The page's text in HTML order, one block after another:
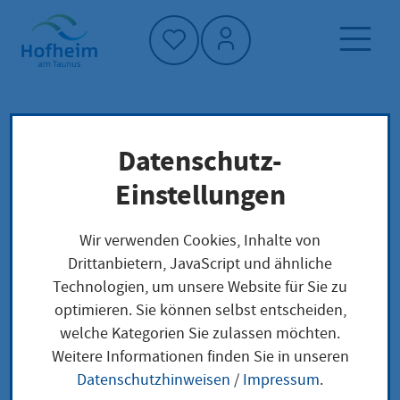
Startseite"
Dienstleistung-Finder
Lokale Anliegen
Stiefkindadoption eines Kindes in
Deutschland, Inlandsadoption Begleitung
Stiefkindadoption
eines Kindes in
Datenschutz-
Einstellungen
Wir verwenden Cookies, Inhalte von
Drittanbietern, JavaScript und ähnliche
Technologien, um unsere Website für Sie zu
optimieren. Sie können selbst entscheiden,
welche Kategorien Sie zulassen möchten.
Weitere Informationen finden Sie in unseren
Datenschutzhinweisen / Impressum.